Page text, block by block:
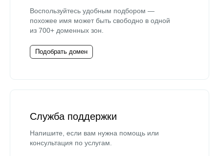
Воспользуйтесь удобным подбором —
похожее имя может быть свободно в одной
из 700+ доменных зон.
Подобрать домен
Служба поддержки
Напишите, если вам нужна помощь или
консультация по услугам.